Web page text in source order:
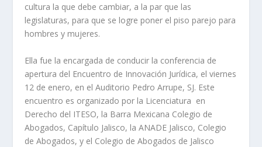
cultura la que debe cambiar, a la par que las
legislaturas, para que se logre poner el piso parejo para
hombres y mujeres.
Ella fue la encargada de conducir la conferencia de
apertura del Encuentro de Innovación Jurídica, el viernes
12 de enero, en el Auditorio Pedro Arrupe, SJ. Este
encuentro es organizado por la Licenciatura en
Derecho del ITESO, la Barra Mexicana Colegio de
Abogados, Capítulo Jalisco, la ANADE Jalisco, Colegio
de Abogados, y el Colegio de Abogados de Jalisco